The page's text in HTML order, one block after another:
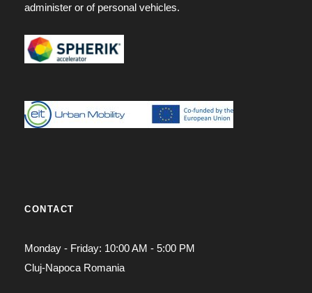
administer or of personal vehicles.
CONTACT
Monday - Friday: 10:00 AM - 5:00 PM
Cluj-Napoca Romania